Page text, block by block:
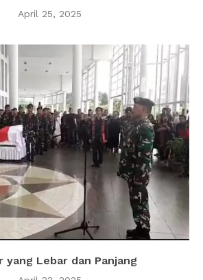
April 25, 2025
yang Lebar dan Panjang